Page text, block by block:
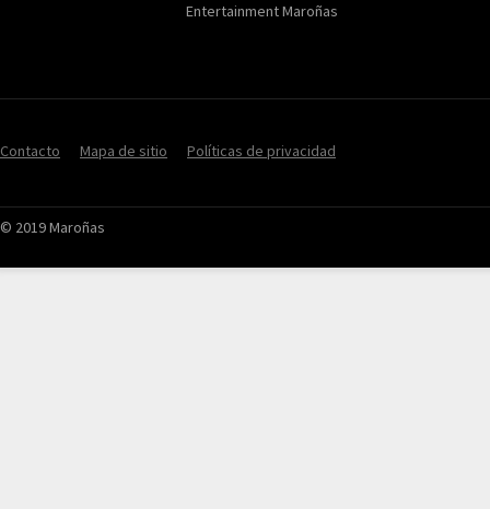
Entertainment Maroñas
Contacto Mapa de sitio Políticas de privacidad
© 2019 Maroñas